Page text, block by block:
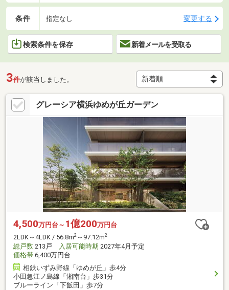
条件 指定なし 変更する
検索条件を保存 新着メールを受取る
3件が該当しました。
グレーシア横浜ゆめが丘ガーデン
4,500万円台～ 1億200万円台
2LDK～4LDK / 56.8m2 ～97.12m2
総戸数 213戸 入居可能時期 2027年4月予定
価格帯 6,400万円台
相鉄いずみ野線「ゆめが丘」歩4分
小田急江ノ島線「湘南台」歩31分
ブルーライン「下飯田」歩7分